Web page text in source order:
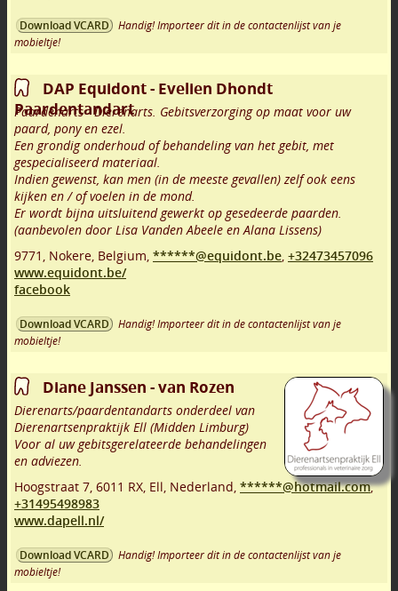
Download VCARD
Handig! Importeer dit in de contactenlijst van je
mobieltje!
DAP Equidont - Evelien Dhondt
Paardentandart
Paardenarts - Dierenarts. Gebitsverzorging op maat voor uw
paard, pony en ezel.
Een grondig onderhoud of behandeling van het gebit, met
gespecialiseerd materiaal.
Indien gewenst, kan men (in de meeste gevallen) zelf ook eens
kijken en / of voelen in de mond.
Er wordt bijna uitsluitend gewerkt op gesedeerde paarden.
(aanbevolen door Lisa Vanden Abeele en Alana Lissens)
9771 Nokere Belgium, ******@equidont.be +32473457096
www.equidont.be/
facebook
Download VCARD
Handig! Importeer dit in de contactenlijst van je
mobieltje!
Diane Janssen - van Rozen
Dierenarts/paardentandarts onderdeel van
Dierenartsenpraktijk Ell (Midden Limburg)
Voor al uw gebitsgerelateerde behandelingen
en adviezen.
Hoogstraat 7 6011 RX Ell Nederland, ******@hotmail.com,
+31495498983
www.dapell.nl/
Download VCARD
Handig! Importeer dit in de contactenlijst van je
mobieltje!